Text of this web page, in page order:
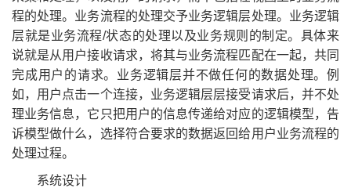
程的处理。业务流程的处理交予业务逻辑层处理。业务逻辑
层就是业务流程/状态的处理以及业务规则的制定。具体来
说就是从用户接收请求，将其与业务流程匹配在一起，共同
完成用户的请求。业务逻辑层并不做任何的数据处理。例
如，用户点击一个连接，业务逻辑层层接受请求后，并不处
理业务信息，它只把用户的信息传递给对应的逻辑模型，告
诉模型做什么，选择符合要求的数据返回给用户业务流程的
处理过程。
系统设计